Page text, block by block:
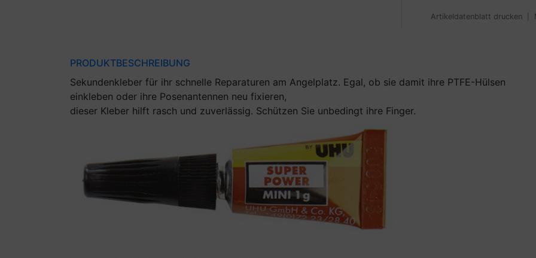
Artikeldatenblatt drucken
PRODUKTBESCHREIBUNG
Sekundenkleber für ihr schnelle Reparaturen am Angelplatz. Egal, ob sie damit ihre PTFE-Hülsen
einkleben oder ihre Posenantennen neu fixieren,
dieser Kleber hilft rasch und zuverlässig. Schützen Sie unbedingt ihre Finger.